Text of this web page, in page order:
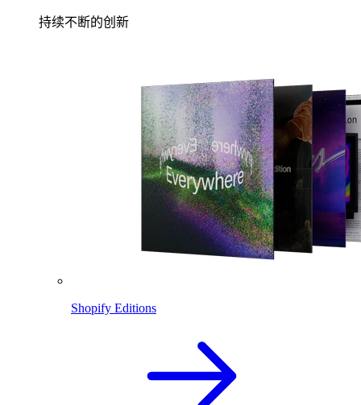
持续不断的创新
Shopify Editions